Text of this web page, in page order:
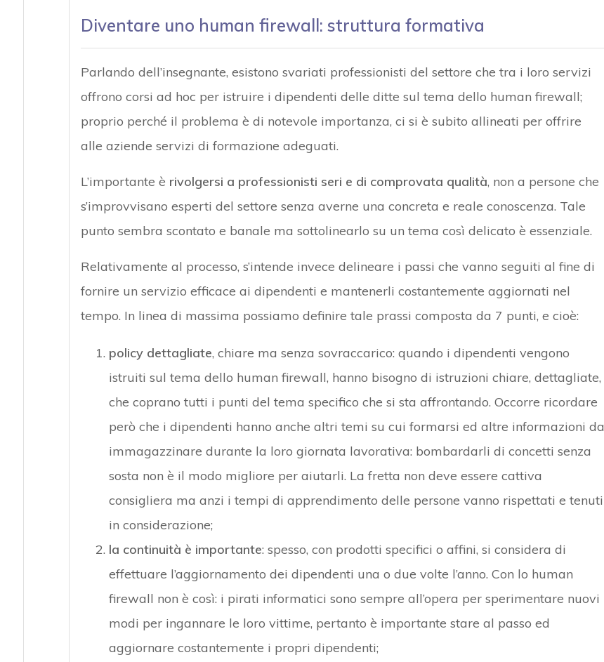
Diventare uno human firewall: struttura formativa
Parlando dell’insegnante, esistono svariati professionisti del settore che tra i loro servizi
offrono corsi ad hoc per istruire i dipendenti delle ditte sul tema dello human firewall;
proprio perché il problema è di notevole importanza, ci si è subito allineati per offrire
alle aziende servizi di formazione adeguati.
L’importante è rivolgersi a professionisti seri e di comprovata qualità, non a persone che
s’improvvisano esperti del settore senza averne una concreta e reale conoscenza. Tale
punto sembra scontato e banale ma sottolinearlo su un tema così delicato è essenziale.
Relativamente al processo, s’intende invece delineare i passi che vanno seguiti al fine di
fornire un servizio efficace ai dipendenti e mantenerli costantemente aggiornati nel
tempo. In linea di massima possiamo definire tale prassi composta da 7 punti, e cioè:
policy dettagliate, chiare ma senza sovraccarico: quando i dipendenti vengono
istruiti sul tema dello human firewall, hanno bisogno di istruzioni chiare, dettagliate,
che coprano tutti i punti del tema specifico che si sta affrontando. Occorre ricordare
però che i dipendenti hanno anche altri temi su cui formarsi ed altre informazioni da
immagazzinare durante la loro giornata lavorativa: bombardarli di concetti senza
sosta non è il modo migliore per aiutarli. La fretta non deve essere cattiva
consigliera ma anzi i tempi di apprendimento delle persone vanno rispettati e tenuti
in considerazione;
la continuità è importante: spesso, con prodotti specifici o affini, si considera di
effettuare l’aggiornamento dei dipendenti una o due volte l’anno. Con lo human
firewall non è così: i pirati informatici sono sempre all’opera per sperimentare nuovi
modi per ingannare le loro vittime, pertanto è importante stare al passo ed
aggiornare costantemente i propri dipendenti;